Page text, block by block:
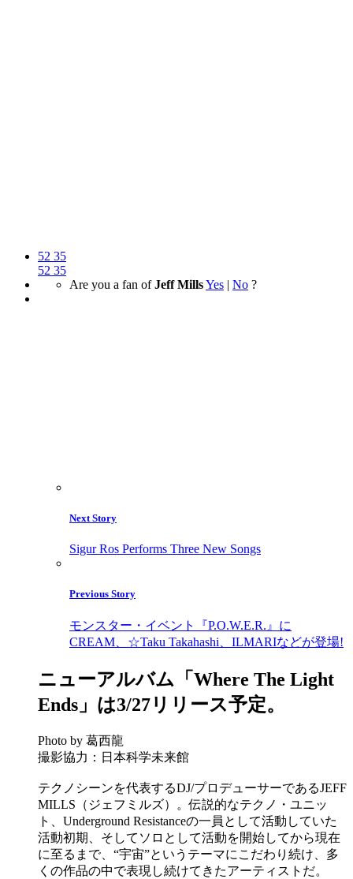
52 35
52 35
Are you a fan ofJeff MillsYes | No ?
Next Story
Sigur Ros Performs Three New Songs
Previous Story
モンスター・イベント『P.O.W.E.R.』に
CREAM、☆Taku Takahashi、ILMARIなどが登場!
ニューアルバム「Where The Light
Ends」は3/27リリース予定。
Photo by 葛西龍
撮影協力：日本科学未来館
テクノシーンを代表するDJ/プロデューサーであるJEFF
MILLS（ジェフミルズ）。伝説的なテクノ・ユニッ
ト、Underground Resistanceの一員として活動していた
活動初期、そしてソロとして活動を開始してから現在
に至るまで、“宇宙”というテーマにこだわり続け、多
くの作品の中で表現し続けてきたアーティストだ。